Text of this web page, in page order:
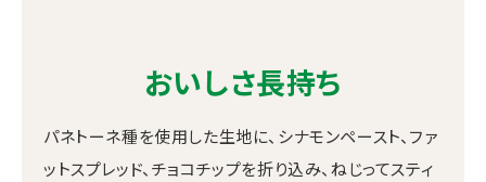
おいしさ長持ち
パネトーネ種を使用した生地に、シナモンペースト、ファ
ットスプレッド、チョコチップを折り込み、ねじってスティ